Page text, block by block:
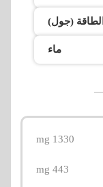
الطاقة (جول)
ماء
1330 mg
443 mg